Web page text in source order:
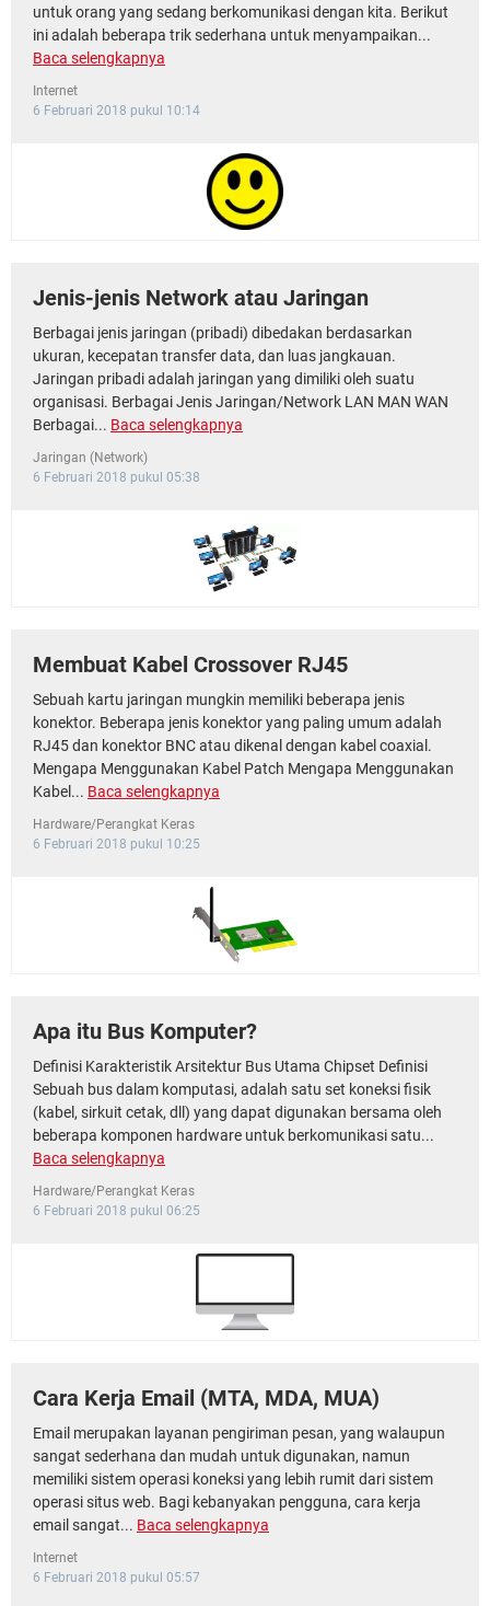
untuk orang yang sedang berkomunikasi dengan kita. Berikut
ini adalah beberapa trik sederhana untuk menyampaikan...
Baca selengkapnya
Internet
6 Februari 2018 pukul 10:14
Jenis-jenis Network atau Jaringan
Berbagai jenis jaringan (pribadi) dibedakan berdasarkan
ukuran, kecepatan transfer data, dan luas jangkauan.
Jaringan pribadi adalah jaringan yang dimiliki oleh suatu
organisasi. Berbagai Jenis Jaringan/Network LAN MAN WAN
Berbagai... Baca selengkapnya
Jaringan (Network)
6 Februari 2018 pukul 05:38
Membuat Kabel Crossover RJ45
Sebuah kartu jaringan mungkin memiliki beberapa jenis
konektor. Beberapa jenis konektor yang paling umum adalah
RJ45 dan konektor BNC atau dikenal dengan kabel coaxial.
Mengapa Menggunakan Kabel Patch Mengapa Menggunakan
Kabel... Baca selengkapnya
Hardware/Perangkat Keras
6 Februari 2018 pukul 10:25
Apa itu Bus Komputer?
Definisi Karakteristik Arsitektur Bus Utama Chipset Definisi
Sebuah bus dalam komputasi, adalah satu set koneksi fisik
(kabel, sirkuit cetak, dll) yang dapat digunakan bersama oleh
beberapa komponen hardware untuk berkomunikasi satu...
Baca selengkapnya
Hardware/Perangkat Keras
6 Februari 2018 pukul 06:25
Cara Kerja Email (MTA, MDA, MUA)
Email merupakan layanan pengiriman pesan, yang walaupun
sangat sederhana dan mudah untuk digunakan, namun
memiliki sistem operasi koneksi yang lebih rumit dari sistem
operasi situs web. Bagi kebanyakan pengguna, cara kerja
email sangat... Baca selengkapnya
Internet
6 Februari 2018 pukul 05:57